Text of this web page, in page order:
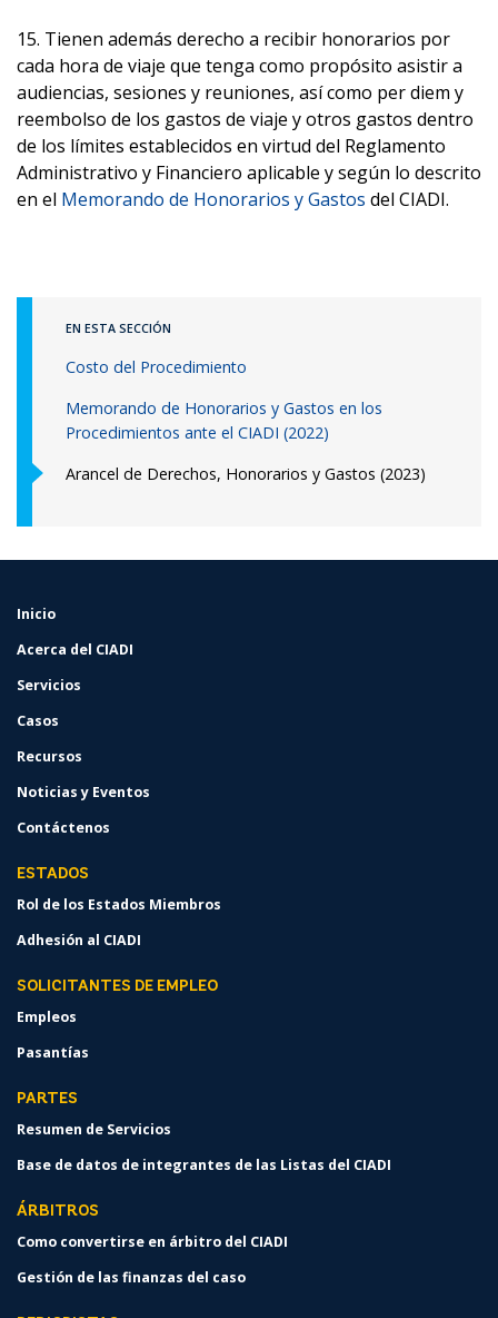
15. Tienen además derecho a recibir honorarios por
cada hora de viaje que tenga como propósito asistir a
audiencias, sesiones y reuniones, así como per diem y
reembolso de los gastos de viaje y otros gastos dentro
de los límites establecidos en virtud del Reglamento
Administrativo y Financiero aplicable y según lo descrito
en el Memorando de Honorarios y Gastos del CIADI.
EN ESTA SECCIÓN
Costo del Procedimiento
Memorando de Honorarios y Gastos en los
Procedimientos ante el CIADI (2022)
Arancel de Derechos, Honorarios y Gastos (2023)
FOOTER
Inicio
Acerca del CIADI
Servicios
Casos
Recursos
Noticias y Eventos
Contáctenos
ESTADOS
Rol de los Estados Miembros
Adhesión al CIADI
SOLICITANTES DE EMPLEO
Empleos
Pasantías
PARTES
Resumen de Servicios
Base de datos de integrantes de las Listas del CIADI
ÁRBITROS
Como convertirse en árbitro del CIADI
Gestión de las finanzas del caso